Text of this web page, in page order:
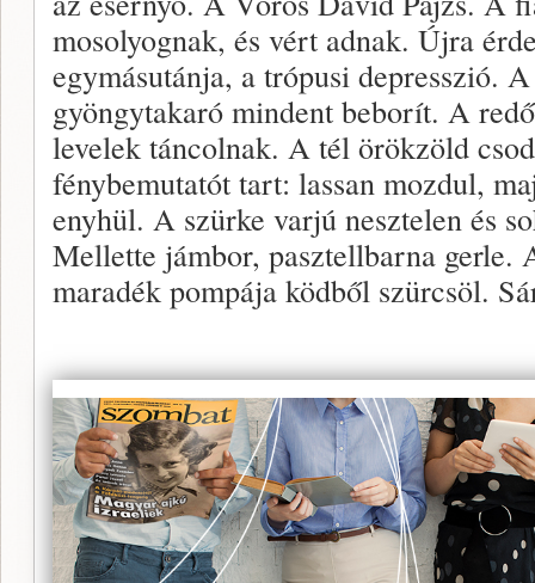
mosolyognak, és vért adnak. Újra
egymásutánja, a trópusi depresszió.
gyöngytakaró mindent beborít. A
levelek táncolnak. A tél örökzöld
fénybemutatót tart: lassan mozdul,
enyhül. A szürke varjú nesztelen és
Mellette jámbor, pasztellbarna gerle.
maradék pompája ködből szürcsöl.